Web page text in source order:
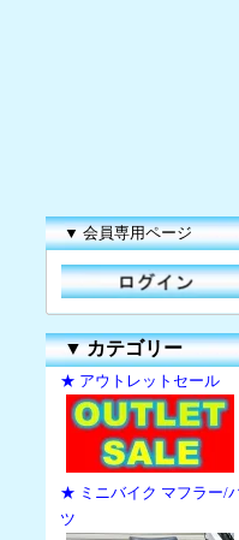
▼ 会員専用ページ
▼カテゴリー
★ アウトレットセール
★ ミニバイク マフラー/
ツ